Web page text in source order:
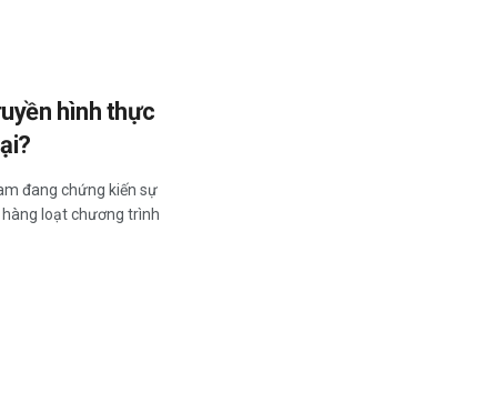
hình thực
đang chứng kiến sự
loạt chương trình